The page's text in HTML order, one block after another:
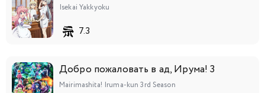
Isekai Yakkyoku
7.3
Добро пожаловать в ад, Ирума! 3
Mairimashita! Iruma-kun 3rd Season